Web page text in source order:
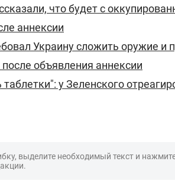
что будет с
аннексии
Украину сложить оружие и
объявления аннексии
у Зеленского
выделите необходимый текст и